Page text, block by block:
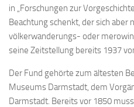
in „Forschungen zur
Beachtung schenkt, der sich aber
völkerwanderungs- oder
seine Zeitstellung bereits 1937
Der Fund gehörte zum ältesten
Museums Darmstadt, dem
Darmstadt. Bereits vor 1850